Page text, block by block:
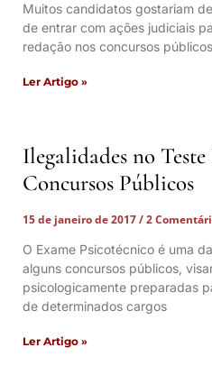
Muitos candidatos gostariam
de entrar com ações judiciais
redação nos concursos
Ler Artigo »
Ilegalidades no
Concursos Públicos
15 de janeiro de 2017
2
O Exame Psicotécnico é uma
alguns concursos públicos,
psicologicamente preparadas
de determinados cargos
Ler Artigo »